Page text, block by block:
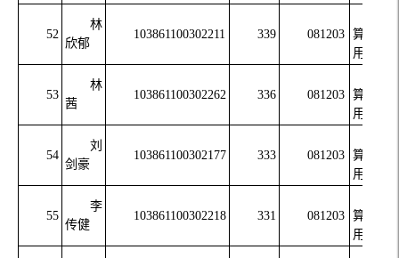
52
林
欣郁
103861100302211 339 081203
算机应
用技术
53
林
茜
103861100302262 336 081203
算机应
用技术
54
刘
剑豪
103861100302177 333 081203
算机应
用技术
55
李
传健
103861100302218 331 081203
算机应
用技术